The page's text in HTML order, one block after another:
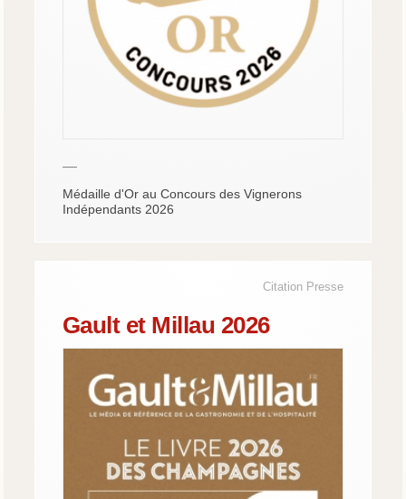
—
Médaille d'Or au Concours des Vignerons
Indépendants 2026
Citation Presse
Gault et Millau 2026